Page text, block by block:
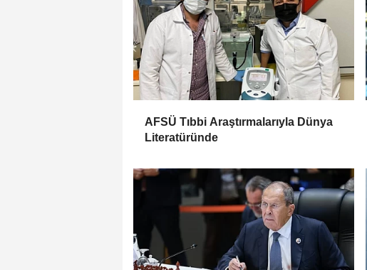
AFSÜ Tıbbi Araştırmalarıyla Dünya
Literatüründe